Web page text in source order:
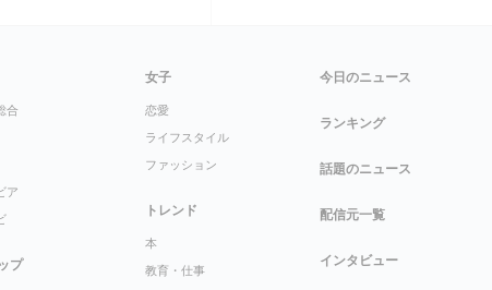
合
ア
プ
女子
恋愛
ライフスタイル
ファッション
トレンド
本
教育・仕事
今日のニュース
ランキング
話題のニュース
配信元一覧
インタビュー